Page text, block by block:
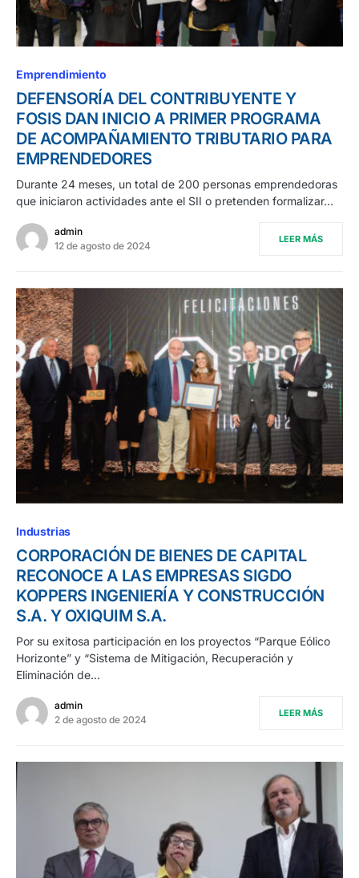
Emprendimiento
DEFENSORÍA DEL CONTRIBUYENTE Y
FOSIS DAN INICIO A PRIMER PROGRAMA
DE ACOMPAÑAMIENTO TRIBUTARIO PARA
EMPRENDEDORES
Durante 24 meses, un total de 200 personas emprendedoras
que iniciaron actividades ante el SII o pretenden formalizar…
admin
12 de agosto de 2024
LEER MÁS
Industrias
CORPORACIÓN DE BIENES DE CAPITAL
RECONOCE A LAS EMPRESAS SIGDO
KOPPERS INGENIERÍA Y CONSTRUCCIÓN
S.A. Y OXIQUIM S.A.
Por su exitosa participación en los proyectos “Parque Eólico
Horizonte” y “Sistema de Mitigación, Recuperación y
Eliminación de…
admin
2 de agosto de 2024
LEER MÁS